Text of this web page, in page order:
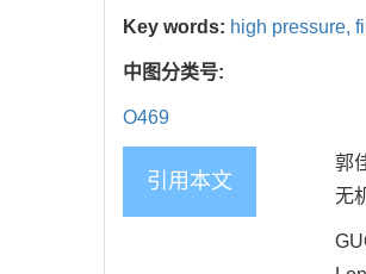
Key words: high pressure,
中图分类号:
O469
引用本文
郭
无